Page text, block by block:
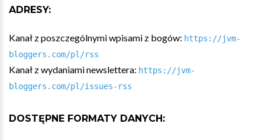
ADRESY:
Kanał z poszczególnymi wpisami z bogów: https://jvm-
bloggers.com/pl/rss
Kanał z wydaniami newslettera: https://jvm-
bloggers.com/pl/issues-rss
DOSTĘPNE FORMATY DANYCH: